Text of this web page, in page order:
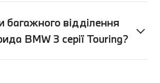
багажного відділення
BMW 3 серії Touring?